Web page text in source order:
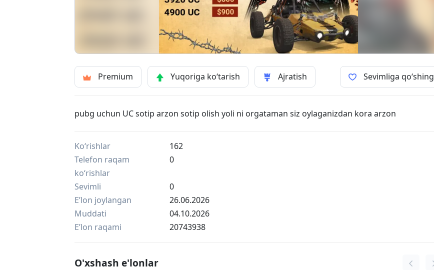
Premium Yuqoriga ko‘tarish Ajratish Sevimliga qo‘shing
pubg uchun UC sotip arzon sotip olish yoli ni orgataman siz oylaganizdan kora arzon
Ko‘rishlar
162
Telefon raqam
ko‘rishlar
0
Sevimli
0
Eʼlon joylangan
26.06.2026
Muddati
04.10.2026
Eʼlon raqami
20743938
O'xshash e'lonlar